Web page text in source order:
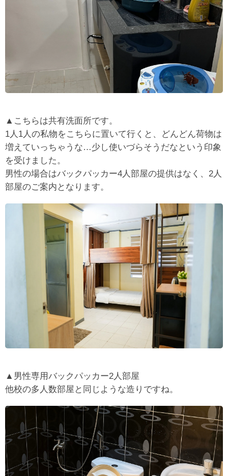
▲こちらは共有洗面所です。
1人1人の私物をこちらに置いて行くと、どんどん荷物は
増えていっちゃうな…少し使いづらそうだなという印象
を受けました。
男性の場合はバックパッカー4人部屋の提供はなく、2人
部屋のご案内となります。
▲男性専用バックパッカー2人部屋
他校の多人数部屋と同じような造りですね。